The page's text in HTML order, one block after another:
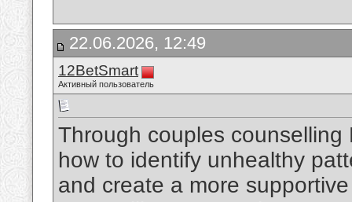
22.06.2026, 12:49
12BetSmart
Активный пользователь
Through couples
how to identify unhealthy
and create a more